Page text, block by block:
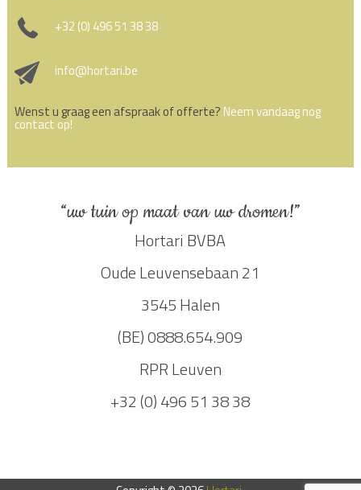
+32 (0) 496 51 38 38
info@hortari.be
Wenst u graag een afspraak of offerte? Neem vandaag nog
contact op!
“uw tuin op maat van uw dromen!”
Hortari BVBA
Oude Leuvensebaan 21
3545 Halen
(BE) 0888.654.909
RPR Leuven
+32 (0) 496 51 38 38